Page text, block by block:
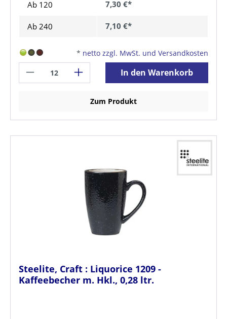
Ab 120 7,30 €*
Ab 240 7,10 €*
* netto zzgl. MwSt. und Versandkosten
In den Warenkorb
Zum Produkt
Steelite, Craft : Liquorice 1209 -
Kaffeebecher m. Hkl., 0,28 ltr.